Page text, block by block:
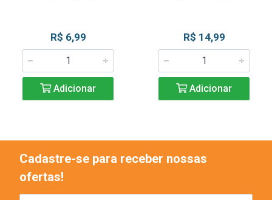
R$ 6,99
Adicionar
R$ 14,99
Adicionar
Cadastre-se para receber nossas
ofertas!